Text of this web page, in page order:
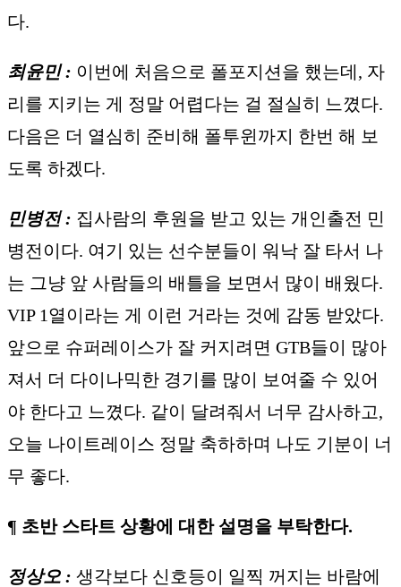
다.
최윤민 : 이번에 처음으로 폴포지션을 했는데, 자
리를 지키는 게 정말 어렵다는 걸 절실히 느꼈다.
다음은 더 열심히 준비해 폴투윈까지 한번 해 보
도록 하겠다.
민병전 : 집사람의 후원을 받고 있는 개인출전 민
병전이다. 여기 있는 선수분들이 워낙 잘 타서 나
는 그냥 앞 사람들의 배틀을 보면서 많이 배웠다.
VIP 1열이라는 게 이런 거라는 것에 감동 받았다.
앞으로 슈퍼레이스가 잘 커지려면 GTB들이 많아
져서 더 다이나믹한 경기를 많이 보여줄 수 있어
야 한다고 느꼈다. 같이 달려줘서 너무 감사하고,
오늘 나이트레이스 정말 축하하며 나도 기분이 너
무 좋다.
¶ 초반 스타트 상황에 대한 설명을 부탁한다.
정상오 : 생각보다 신호등이 일찍 꺼지는 바람에